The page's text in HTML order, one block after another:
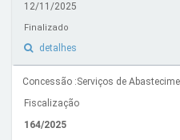
12/11/2025
Finalizado
detalhes
Concessão :Serviços de
Fiscalização
164/2025